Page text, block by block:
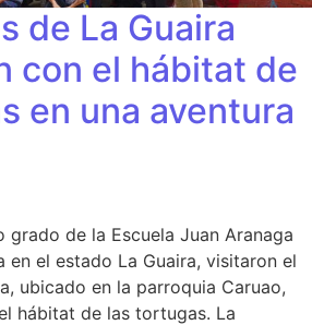
de La Guaira
con el hábitat de
en una aventura
grado de la Escuela Juan Aranaga
en el estado La Guaira, visitaron el
ubicado en la parroquia Caruao,
hábitat de las tortugas. La